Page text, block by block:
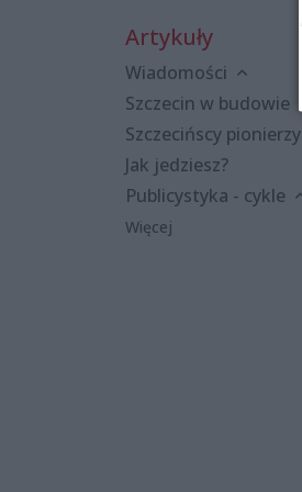
Artykuły
Wiadomości
Szczecin w budowie
Szczecińscy pionierzy
Jak jedziesz?
Publicystyka - cykle
Więcej